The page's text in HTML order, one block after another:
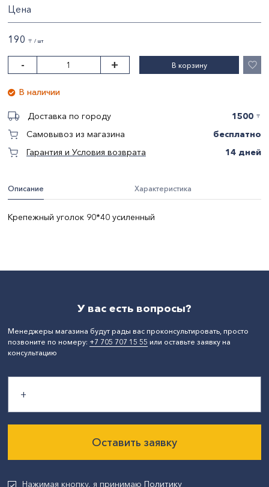
Описание Характеристика
Крепежный уголок 90*40 усиленный
Цена
190 〒 / шт
- + В корзину
В наличии
Доставка по городу 1500 〒
Самовывоз из магазина
бесплатно
Гарантия и Условия возврата
14 дней
У вас есть вопросы?
Менеджеры магазина будут рады вас проконсультировать, просто
позвоните по номеру: +7 705 707 15 55 или оставьте заявку на
консультацию
Оставить заявку
Нажимая кнопку, я принимаю Политику